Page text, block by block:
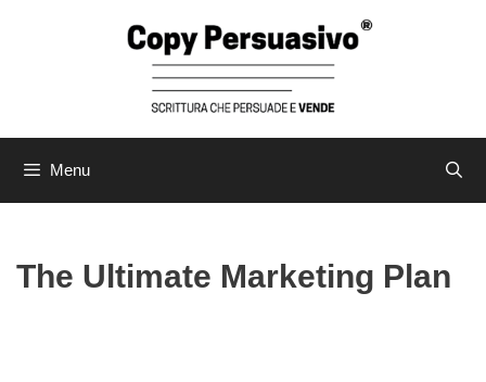
Menu
The Ultimate Marketing Plan